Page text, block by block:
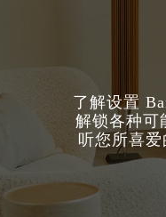
了解设置
解锁各种可
听您所喜